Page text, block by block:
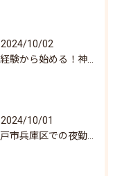
2024/10/02
2024/10/01